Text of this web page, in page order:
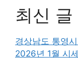
최신 글
경상남도 통영
2026년 1월 시세